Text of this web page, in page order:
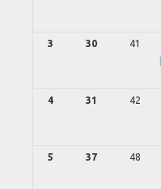
3 30 41
4 31 42
5 37 48